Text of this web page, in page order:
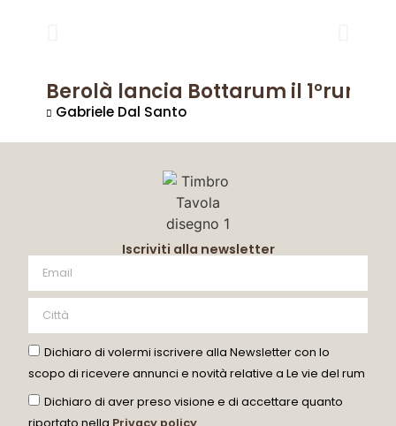
Berolà lancia Bottarum il 1°rum
Gabriele Dal Santo
Iscriviti alla newsletter
Dichiaro di volermi iscrivere alla Newsletter con lo
scopo di ricevere annunci e novità relative a Le vie del rum
Dichiaro di aver preso visione e di accettare quanto
riportato nella Privacy policy